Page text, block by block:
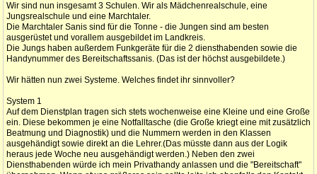
Wir sind nun insgesamt 3 Schulen. Wir als Mädchenrealschule, eine
Jungsrealschule und eine Marchtaler.
Die Marchtaler Sanis sind für die Tonne - die Jungen sind am besten
ausgerüstet und vorallem ausgebildet im Landkreis.
Die Jungs haben außerdem Funkgeräte für die 2 diensthabenden sowie die
Handynummer des Bereitschaftssanis. (Das ist der höchst ausgebildete.)
Wir hätten nun zwei Systeme. Welches findet ihr sinnvoller?
System 1
Auf dem Dienstplan tragen sich stets wochenweise eine Kleine und eine Große
ein. Diese bekommen je eine Notfalltasche (die Große kriegt eine mit zusätzlich
Beatmung und Diagnostik) und die Nummern werden in den Klassen
ausgehändigt sowie direkt an die Lehrer.(Das müsste dann aus der Logik
heraus jede Woche neu ausgehändigt werden.) Neben den zwei
Diensthabenden würde ich mein Privathandy anlassen und die "Bereitschaft"